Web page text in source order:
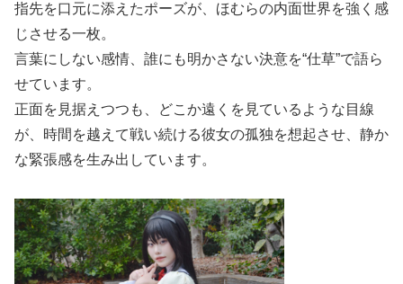
指先を口元に添えたポーズが、ほむらの内面世界を強く感
じさせる一枚。
言葉にしない感情、誰にも明かさない決意を“仕草”で語ら
せています。
正面を見据えつつも、どこか遠くを見ているような目線
が、時間を越えて戦い続ける彼女の孤独を想起させ、静か
な緊張感を生み出しています。